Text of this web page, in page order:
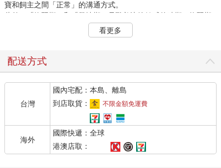
寶和飼主之間「正常」的溝通方式。
此外，「換羽期」和「發情期」是鸚鵡比較敏感的時期。換羽期
時，身上的羽管會突然快速生長，鳥寶有時會感覺很不舒服；而
在發情期時，鳥類體內的賀爾蒙則會產生變化。鳥寶在這兩個時
鳥類的消化系統特殊，除了排泄物的水分含量較高之外，平均每
自己：「會不會害怕鳥兒的排泄物？」特別是吸蜜鸚鵡的糞便水
分較多，容易噴濺到周邊環境，食盆、籠子等都有可能沾染穢
物，需要更常清潔環境。所以如果自身有潔癖，可能就要考量日
常的打掃需求，謹慎評估是否適合飼養寵物鳥。
2.心理準備
我們常說：「要把鳥兒當作家人，用全心全意的愛去照顧他。」
不過很多人在養鳥之前卻沒有意識到「鳥寶或許有天會離開我
看更多
配送方式
台灣
國內宅配：本島、離島
到店取貨：
不限金額免運費
海外
國際快遞：全球
港澳店取：